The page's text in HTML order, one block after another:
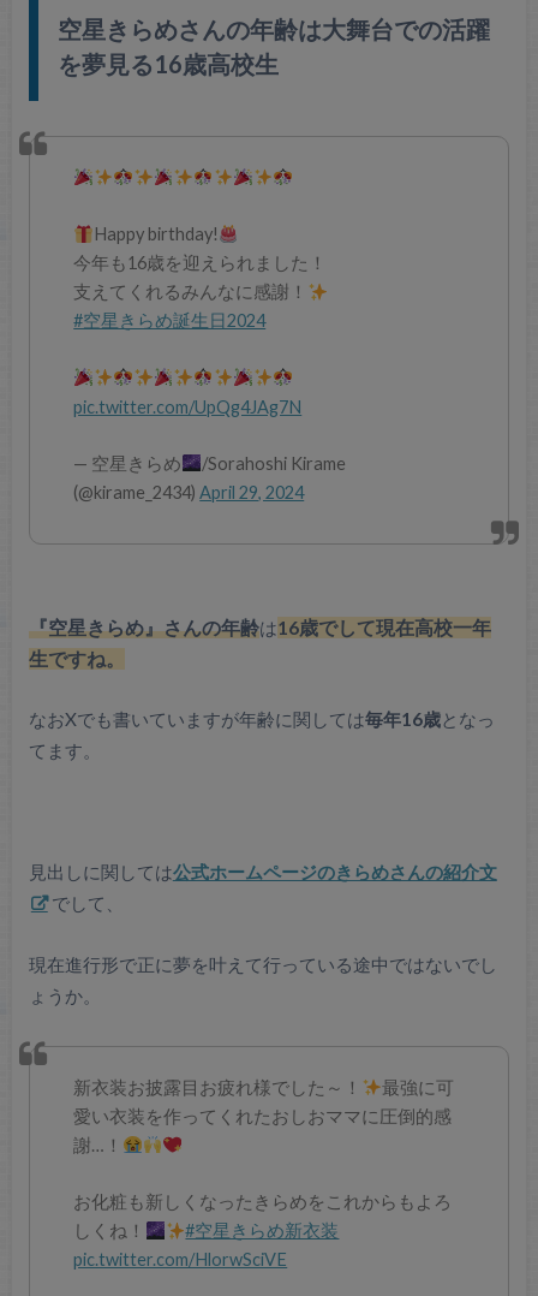
空星きらめさんの年齢は大舞台での活躍
を夢見る16歳高校生
Happy birthday!
今年も16歳を迎えられました！
支えてくれるみんなに感謝！
#空星きらめ誕生日2024
pic.twitter.com/UpQg4JAg7N
— 空星きらめ
/Sorahoshi Kirame
(@kirame_2434)April 29, 2024
『空星きらめ』さんの年齢は16歳でして現在高校一年
生ですね。
なおXでも書いていますが年齢に関しては毎年16歳となっ
てます。
見出しに関しては公式ホームページのきらめさんの紹介文
でして、
現在進行形で正に夢を叶えて行っている途中ではないでし
ょうか。
新衣装お披露目お疲れ様でした～！
最強に可
愛い衣装を作ってくれたおしおママに圧倒的感
謝…！
お化粧も新しくなったきらめをこれからもよろ
しくね！
#空星きらめ新衣装
pic.twitter.com/HlorwSciVE